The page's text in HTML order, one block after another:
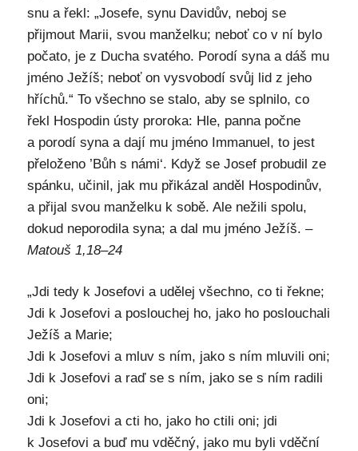
snu a řekl: „Josefe, synu Davidův, neboj se
přijmout Marii, svou manželku; neboť co v ní bylo
počato, je z Ducha svatého. Porodí syna a dáš mu
jméno Ježíš; neboť on vysvobodí svůj lid z jeho
hříchů.“ To všechno se stalo, aby se splnilo, co
řekl Hospodin ústy proroka: Hle, panna počne
a porodí syna a dají mu jméno Immanuel, to jest
přeloženo ’Bůh s námi‘. Když se Josef probudil ze
spánku, učinil, jak mu přikázal anděl Hospodinův,
a přijal svou manželku k sobě. Ale nežili spolu,
dokud neporodila syna; a dal mu jméno Ježíš. –
Matouš 1,18–24
„Jdi tedy k Josefovi a udělej všechno, co ti řekne;
Jdi k Josefovi a poslouchej ho, jako ho poslouchali
Ježíš a Marie;
Jdi k Josefovi a mluv s ním, jako s ním mluvili oni;
Jdi k Josefovi a raď se s ním, jako se s ním radili
oni;
Jdi k Josefovi a cti ho, jako ho ctili oni; jdi
k Josefovi a buď mu vděčný, jako mu byli vděční